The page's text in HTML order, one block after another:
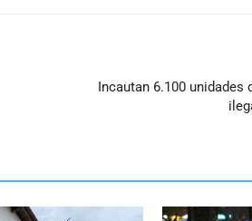
Incautan 6.100 unidades